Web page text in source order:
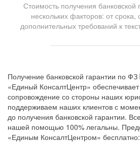
Стоимость получения банковской
нескольких факторов: от
дополнительных требований к
Получение банковской гарантии по
«Единый КонсалтЦентр»
сопровождение со стороны наших
поддерживаем наших клиентов с
до получения банковской гарантии.
нашей помощью 100% легальны.
«Единым КонсалтЦентром» бесплатно: